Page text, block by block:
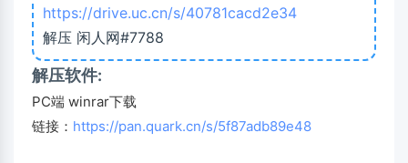
https://drive.uc.cn/s/40781cacd2e34
解压 闲人网#7788
解压软件:
PC端 winrar下载
链接： https://pan.quark.cn/s/5f87adb89e48